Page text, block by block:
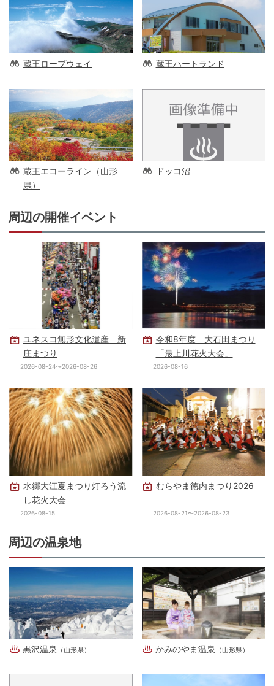
蔵王ロープウェイ 蔵王ハートランド
蔵王エコーライン（山形
県）
ドッコ沼
周辺の開催イベント
ユネスコ無形文化遺産 新
庄まつり
2026-08-24〜2026-08-26
令和8年度 大石田まつり
「最上川花火大会」
2026-08-16
水郷大江夏まつり灯ろう流
し花火大会
2026-08-15
むらやま徳内まつり2026
2026-08-21〜2026-08-23
周辺の温泉地
黒沢温泉 （山形県） かみのやま温泉 （山形県）